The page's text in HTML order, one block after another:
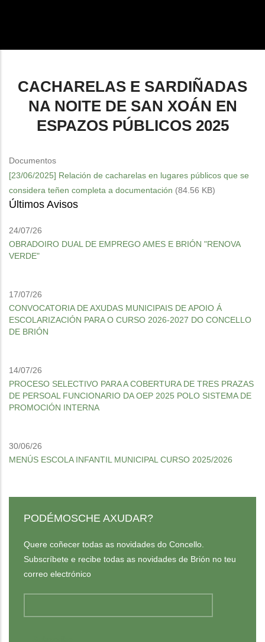
ayuda
la
navegación
CACHARELAS E SARDIÑADAS
NA NOITE DE SAN XOÁN EN
ESPAZOS PÚBLICOS 2025
Documentos
[23/06/2025] Relación de cacharelas en lugares públicos que se
considera teñen completa a documentación (84.56 KB)
Últimos Avisos
24/07/26
OBRADOIRO DUAL DE EMPREGO AMES E BRIÓN "RENOVA
VERDE"
17/07/26
CONVOCATORIA DE AXUDAS MUNICIPAIS DE APOIO Á
ESCOLARIZACIÓN PARA O CURSO 2026-2027 DO CONCELLO
DE BRIÓN
14/07/26
PROCESO SELECTIVO PARA A COBERTURA DE TRES PRAZAS
DE PERSOAL FUNCIONARIO DA OEP 2025 POLO SISTEMA DE
PROMOCIÓN INTERNA
30/06/26
MENÚS ESCOLA INFANTIL MUNICIPAL CURSO 2025/2026
PODÉMOSCHE AXUDAR?
Quere coñecer todas as novidades do Concello.
Subscríbete e recibe todas as novidades de Brión no teu
correo electrónico